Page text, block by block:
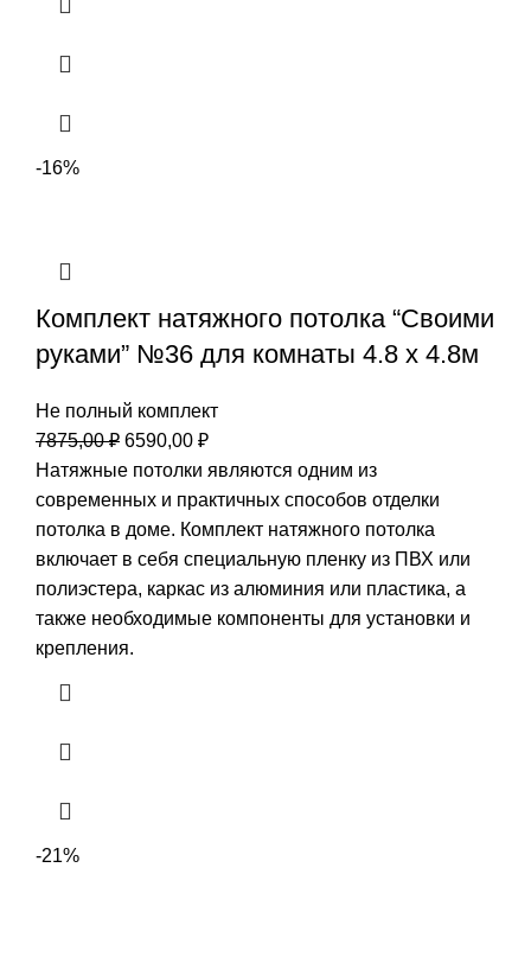
-16%
Комплект натяжного потолка “Своими
руками” №36 для комнаты 4.8 х 4.8м
Не полный комплект
7875,00₽ Первоначальная
цена
составляла
7875,00 ₽.
6590,00 ₽Текущая
цена:
6590,00 ₽.
Натяжные потолки являются одним из
современных и практичных способов отделки
потолка в доме. Комплект натяжного потолка
включает в себя специальную пленку из ПВХ или
полиэстера, каркас из алюминия или пластика, а
также необходимые компоненты для установки и
крепления.
-21%